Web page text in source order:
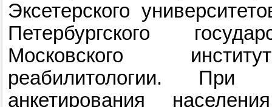
Эксетерского
Петербургского
Московского
реабилитологии. При
анкетирования